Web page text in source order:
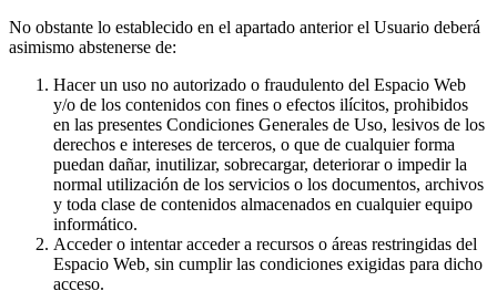
No obstante lo establecido en el apartado anterior el Usuario deberá
asimismo abstenerse de:
Hacer un uso no autorizado o fraudulento del Espacio Web
y/o de los contenidos con fines o efectos ilícitos, prohibidos
en las presentes Condiciones Generales de Uso, lesivos de los
derechos e intereses de terceros, o que de cualquier forma
puedan dañar, inutilizar, sobrecargar, deteriorar o impedir la
normal utilización de los servicios o los documentos, archivos
y toda clase de contenidos almacenados en cualquier equipo
informático.
Acceder o intentar acceder a recursos o áreas restringidas del
Espacio Web, sin cumplir las condiciones exigidas para dicho
acceso.